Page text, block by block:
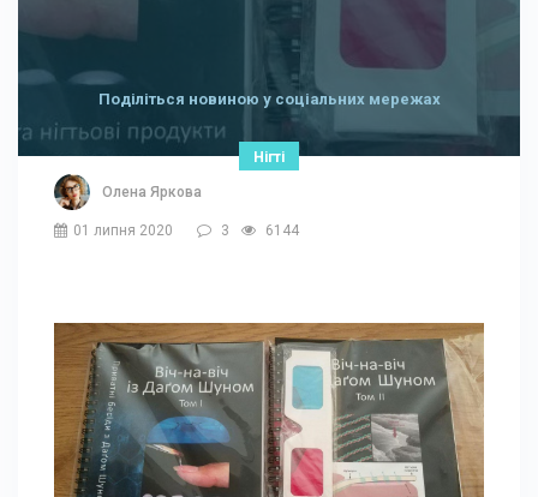
Поділіться новиною у соціальних мережах
Нігті
Олена Яркова
01 липня 2020 3 6144